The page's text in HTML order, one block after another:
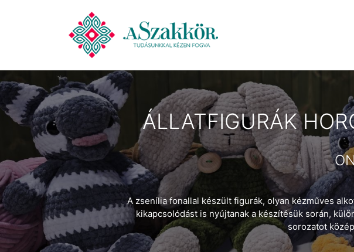
ÁLLATFIGURÁK
A zsenília fonallal készült figurák, olyan kézműves
kikapcsolódást is nyújtanak a készítésük során,
sorozatot